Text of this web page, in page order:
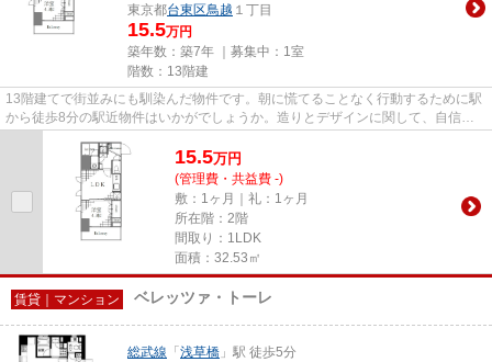
東京都台東区鳥越 １丁目
15.5万円
築年数：築7年 ｜募集中： 1室
階数：13階建
13階建てで街並みにも馴染んだ物件です。朝に慌てることなく行動するために駅
から徒歩8分の駅近物件はいかがでしょうか。造りとデザインに関して、自信を
15.5万円
(管理費・共益費 -)
敷：1ヶ月｜礼：1ヶ月
所在階：2階
間取り：1LDK
面積：32.53㎡
賃貸｜マンション ベレッツァ・トーレ
総武線 「 浅草橋 」駅 徒歩5分